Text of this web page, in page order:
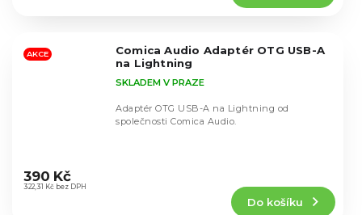
hvězdiček.
AKCE
Comica Audio Adaptér OTG USB-A
na Lightning
hodnocení
produktu
SKLADEM V PRAZE
322,31 Kč bez DPH
390 Kč
Do košíku
Adaptér OTG USB-A na Lightning od
společnosti Comica Audio.